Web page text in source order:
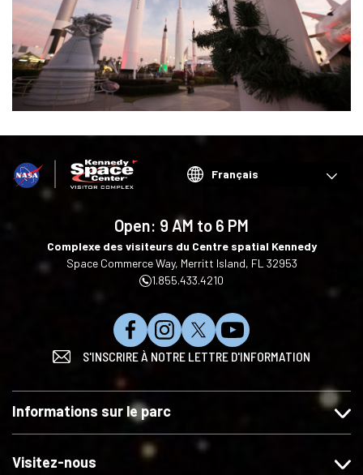
Choose
language
Open: 9 AM to 6 PM
Complexe des visiteurs du Centre spatial Kennedy
Space Commerce Way, Merritt Island, FL 32953
1.855.433.4210
N
o
s
a
i
S
u
v
e
z
S
u
v
z
-
S
'
b
n
S'INSCRIRE À NOTRE LETTRE D'INFORMATION
Informations sur le parc
Visitez-nous